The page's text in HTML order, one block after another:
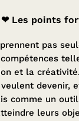
❤ Les points
pas
et la
veulent devenir,
comme un
leurs